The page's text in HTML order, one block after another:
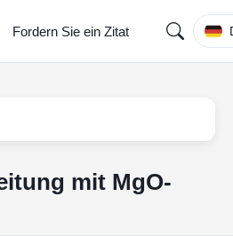
Fordern Sie ein Zitat
mit MgO-